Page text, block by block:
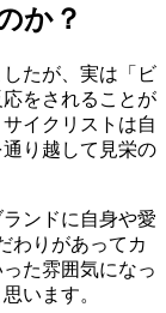
か？
たが、実は「ビ
をされることが
イクリストは自
り越して見栄の
ンドに自身や愛
わりがあってカ
た雰囲気になっ
います。